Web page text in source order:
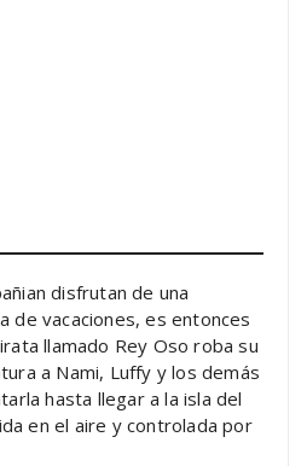
disfrutan de una
de vacaciones, es entonces
llamado Rey Oso roba su
a Nami, Luffy y los demás
hasta llegar a la isla del
en el aire y controlada por